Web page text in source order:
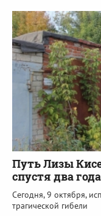
Путь Лизы
спустя два
Сегодня, 9 октября,
трагической гибели